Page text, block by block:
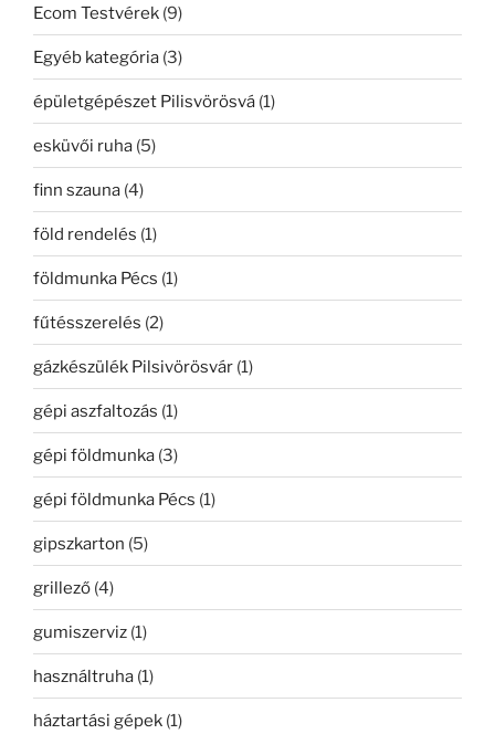
Ecom Testvérek (9)
Egyéb kategória (3)
épületgépészet Pilisvörösvá (1)
esküvői ruha (5)
finn szauna (4)
föld rendelés (1)
földmunka Pécs (1)
fűtésszerelés (2)
gázkészülék Pilsivörösvár (1)
gépi aszfaltozás (1)
gépi földmunka (3)
gépi földmunka Pécs (1)
gipszkarton (5)
grillező (4)
gumiszerviz (1)
használtruha (1)
háztartási gépek (1)